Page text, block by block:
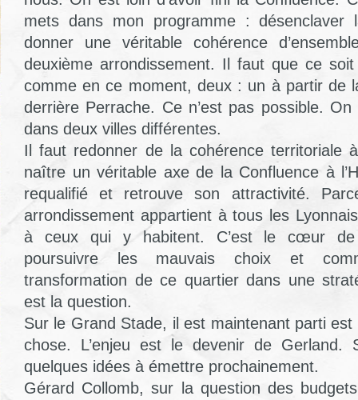
mets dans mon programme : désenclaver
donner une véritable cohérence
deuxième arrondissement. Il faut que ce
comme en ce moment, deux : un à partir de
derrière Perrache. Ce n’est pas possible. On
dans deux villes différentes.
Il faut redonner de la cohérence territoriale
naître un véritable axe de la Confluence à
requalifié et retrouve son attractivité.
arrondissement appartient à tous les
à ceux qui y habitent. C’est le cœur de
poursuivre les mauvais choix et
transformation de ce quartier dans une
est la question.
Sur le Grand Stade, il est maintenant parti est
chose. L’enjeu est le devenir de Gerland.
quelques idées à émettre prochainement.
Gérard Collomb, sur la question des